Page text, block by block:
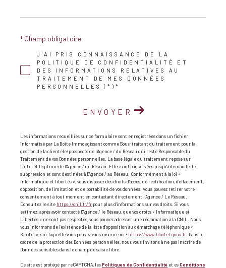
J'AI PRIS CONNAISSANCE DE LA
POLITIQUE DE CONFIDENTIALITÉ ET
DES INFORMATIONS RELATIVES AU
TRAITEMENT DE MES DONNÉES
PERSONNELLES (*)*
* Champ obligatoire
ENVOYER
Les informations recueillies sur ce formulaire sont enregistrées dans un fichier
informatisé par La Boite Immo agissant comme Sous-traitant du traitement pour la
gestion de la clientèle/prospects de l'Agence / du Réseau qui reste Responsable du
Traitement de vos Données personnelles. La base légale du traitement repose sur
l'intérêt légitime de l'Agence / du Réseau. Elles sont conservées jusqu'à demande de
suppression et sont destinées à l'Agence / au Réseau. Conformément à la loi «
informatique et libertés », vous disposez des droits d’accès, de rectification, d’effacement,
d’opposition, de limitation et de portabilité de vos données. Vous pouvez retirer votre
consentement à tout moment en contactant directement l’Agence / Le Réseau.
Consultez le site https://cnil.fr/fr pour plus d’informations sur vos droits. Si vous
estimez, après avoir contacté l'Agence / le Réseau, que vos droits « Informatique et
Libertés » ne sont pas respectés, vous pouvez adresser une réclamation à la CNIL. Nous
vous informons de l’existence de la liste d'opposition au démarchage téléphonique «
Bloctel », sur laquelle vous pouvez vous inscrire ici : https://www.bloctel.gouv.fr. Dans le
cadre de la protection des Données personnelles, nous vous invitons à ne pas inscrire de
Données sensibles dans le champ de saisie libre.
Ce site est protégé par reCAPTCHA, les Politiques de Confidentialité et esConditions